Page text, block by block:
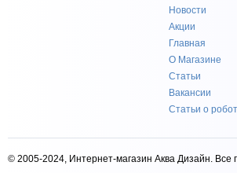
Новости
Акции
Главная
О Магазине
Статьи
Вакансии
Статьи о
© 2005-2024, Интернет-магазин Аква Дизайн.